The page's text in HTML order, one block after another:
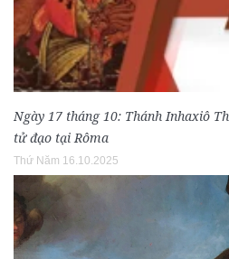
Ngày 17 tháng 10: Thánh Inhaxiô
tử đạo tại Rôma
Thứ Năm 16.10.2025